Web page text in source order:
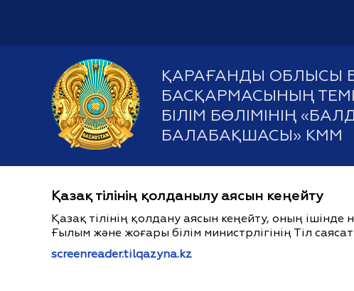
ҚАРАҒАНДЫ ОБЛЫСЫ
БАСҚАРМАСЫНЫҢ
БІЛІМ БӨЛІМІНІҢ
БАЛАБАҚШАСЫ» КММ
Қазақ тілінің қолданылу аясын кеңейту
Қазақ тілінің қолдану аясын кеңейту, оның
Ғылым және жоғары білім министрлігінің Тіл
screenreader.tilqazyna.kz